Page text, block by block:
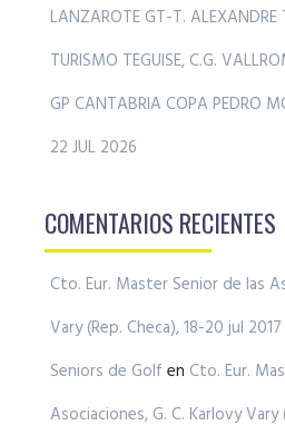
LANZAROTE GT-T. ALEXANDRE
TURISMO TEGUISE, C.G.
GP CANTABRIA COPA PEDRO
22 JUL 2026
COMENTARIOS RECIENTES
Cto. Eur. Master Senior de las
Vary (Rep. Checa), 18-20 jul
Seniors de Golf en Cto. Eur.
Asociaciones, G. C. Karlovy Vary